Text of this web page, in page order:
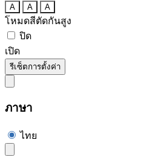
A A A
โหมดสีตัดกันสูง
ปิด
เปิด
รีเซ็ตการตั้งค่า
ภาษา
ไทย